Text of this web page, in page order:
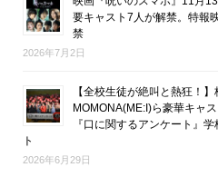
要キャスト7人が解禁。特報
禁
2026年7月2日
【全校生徒が絶叫と熱狂！】
MOMONA(ME:I)ら豪華キャ
『口に関するアンケート』
ト
2026年6月29日